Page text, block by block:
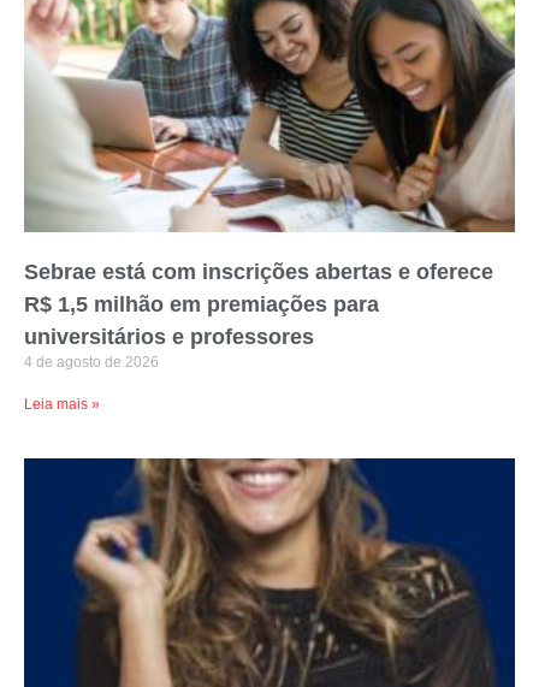
Sebrae está com inscrições abertas e oferece
R$ 1,5 milhão em premiações para
universitários e professores
4 de agosto de 2026
Leia mais »